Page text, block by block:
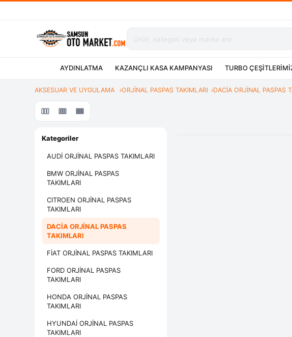
AYDINLATMA KAZANÇLI KASA KAMPANYASI TURBO
AKSESUAR VE UYGULAMA ORJİNAL PASPAS TAKIMLARI DACİA ORJİNAL PASPAS
Kategoriler
AUDİ ORJİNAL PASPAS TAKIMLARI
BMW ORJİNAL PASPAS
TAKIMLARI
CITROEN ORJİNAL PASPAS
TAKIMLARI
DACİA ORJİNAL PASPAS
TAKIMLARI
FİAT ORJİNAL PASPAS TAKIMLARI
FORD ORJİNAL PASPAS
TAKIMLARI
HONDA ORJİNAL PASPAS
TAKIMLARI
HYUNDAİ ORJİNAL PASPAS
TAKIMLARI